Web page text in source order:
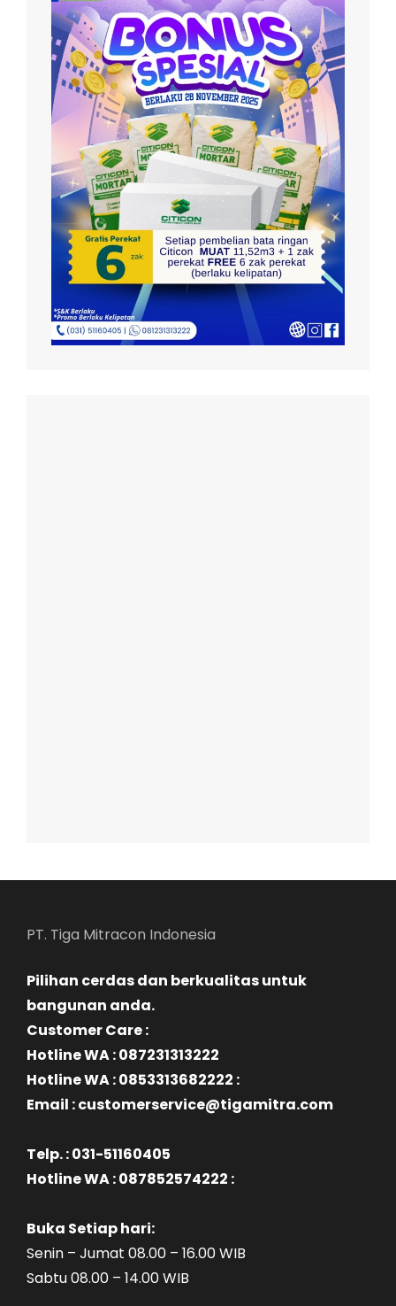
PT. Tiga Mitracon Indonesia
Pilihan cerdas dan berkualitas untuk
bangunan anda.
Customer Care :
Hotline WA : 087231313222
Hotline WA : 0853313682222 :
Email : customerservice@tigamitra.com
Telp. : 031-51160405
Hotline WA : 087852574222 :
Buka Setiap hari:
Senin – Jumat 08.00 – 16.00 WIB
Sabtu 08.00 – 14.00 WIB